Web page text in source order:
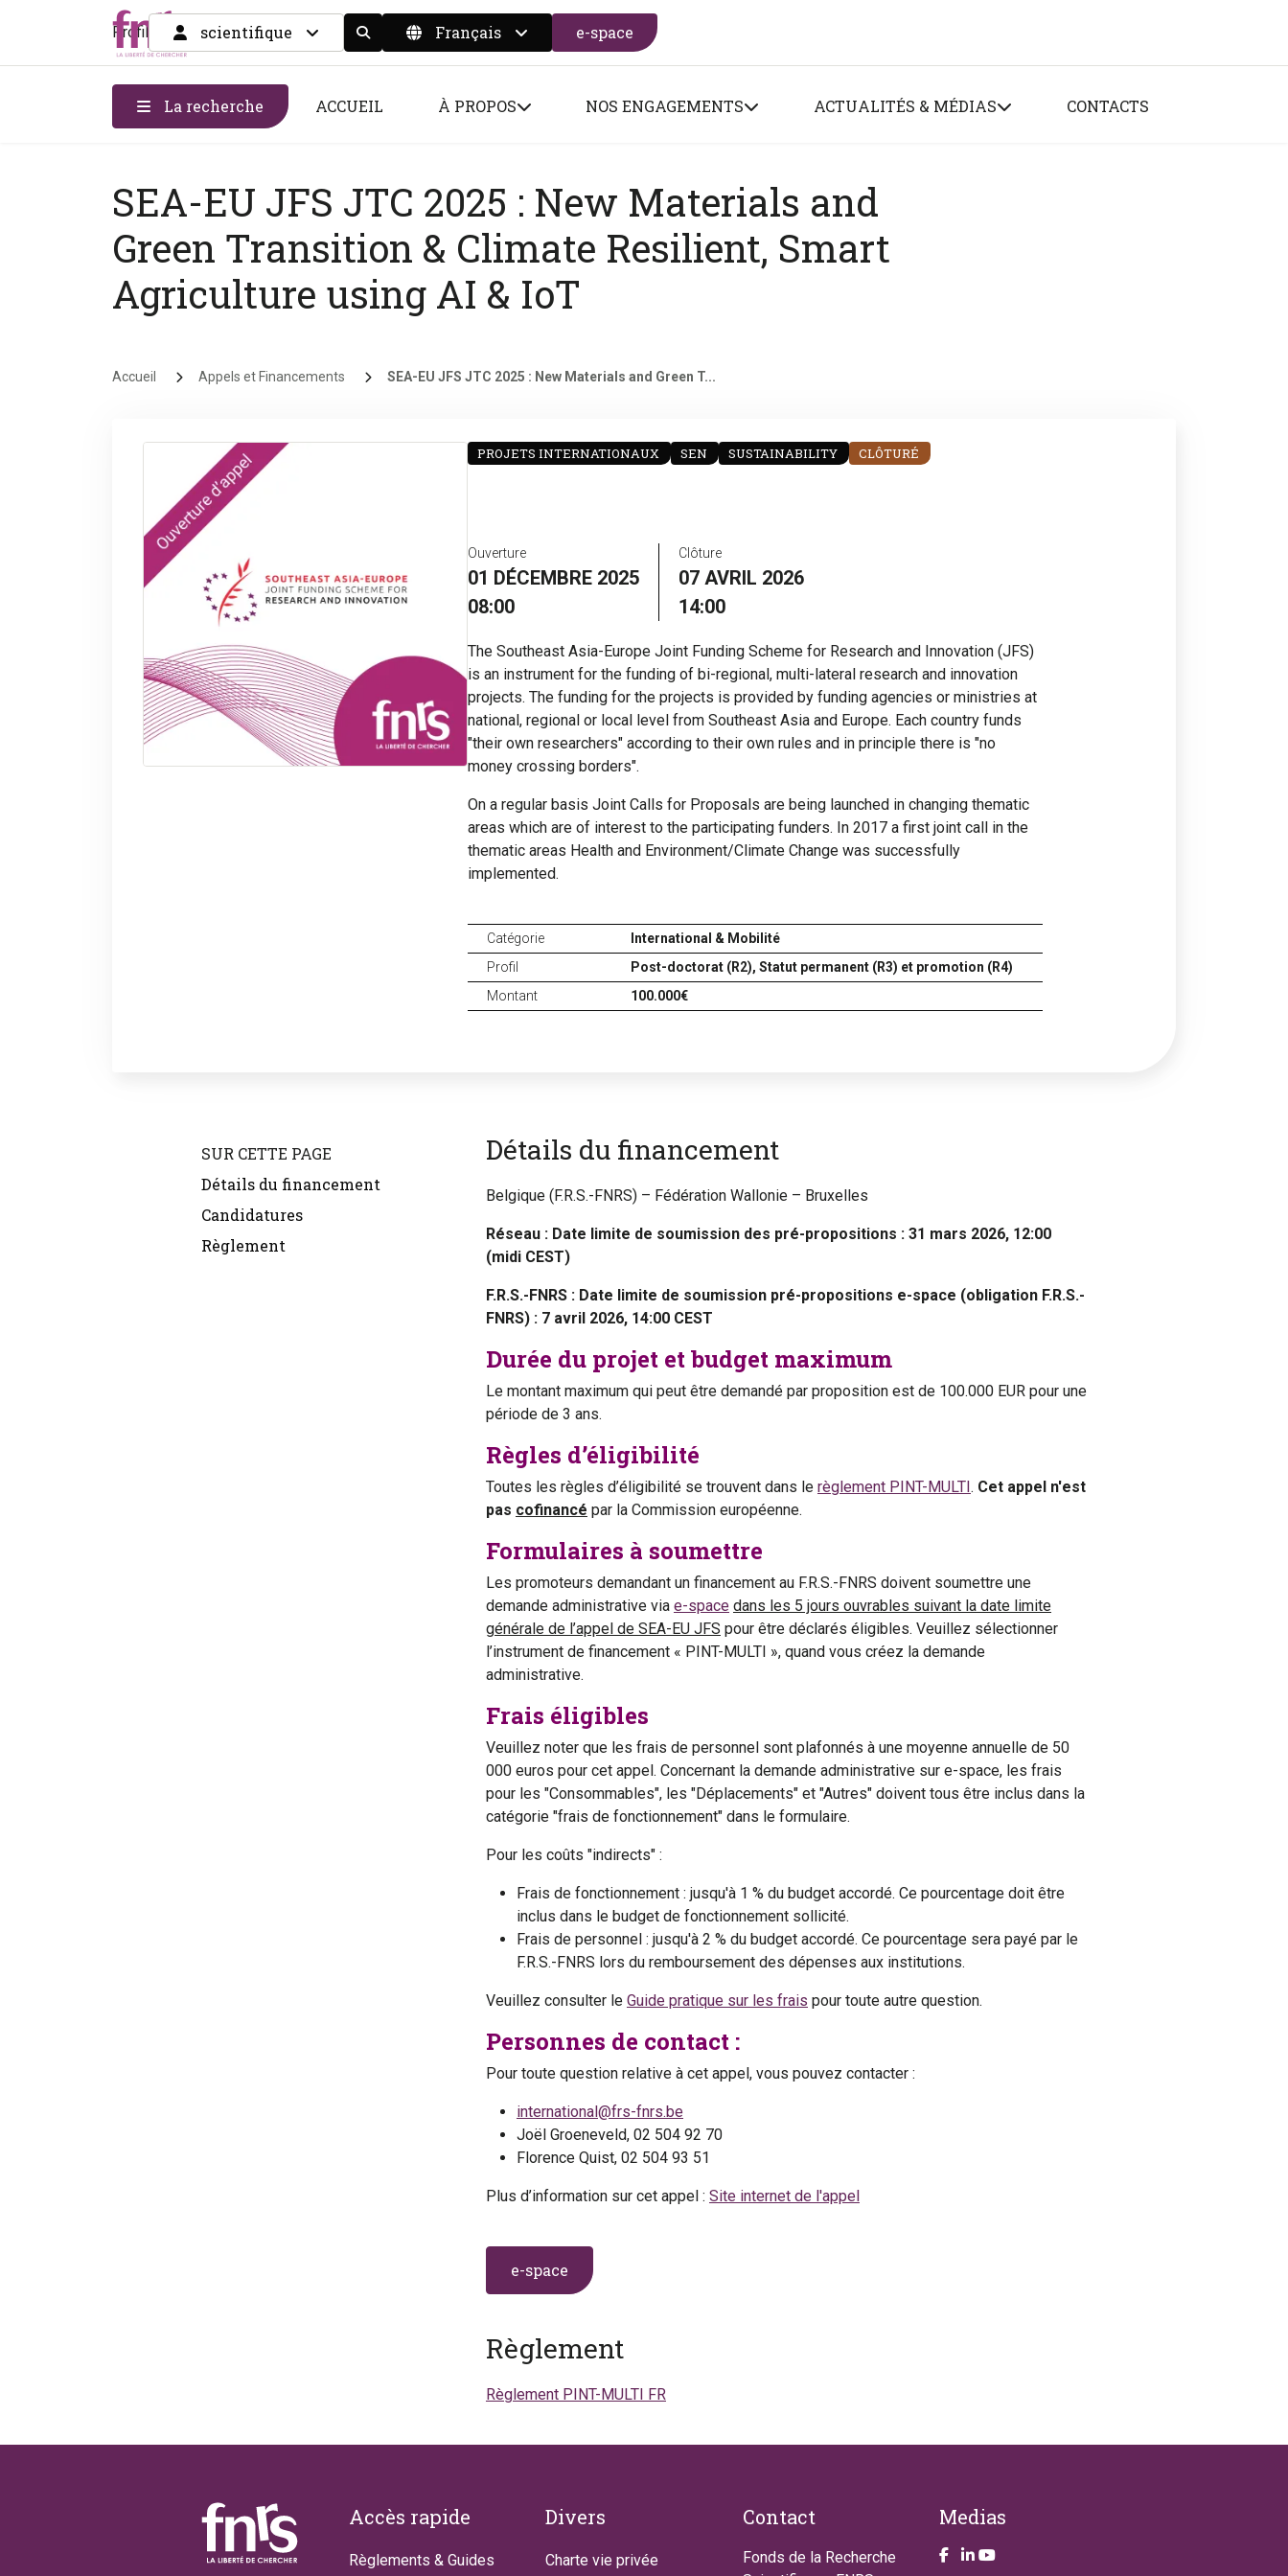
Profil scientifique Display the search form
Français e-space
La recherche ACCUEIL À PROPOS NOS ENGAGEMENTS ACTUALITÉS & MÉDIAS CONTACTS
SEA-EU JFS JTC 2025 : New Materials and
Green Transition & Climate Resilient, Smart
Agriculture using AI & IoT
Fil d'Ariane
Accueil Appels et Financements SEA-EU JFS JTC 2025 : New Materials and Green T...
PROJETS INTERNATIONAUX SEN SUSTAINABILITY CLÔTURÉ
Ouverture
01 DÉCEMBRE 2025
08:00
Clôture
07 AVRIL 2026
14:00
The Southeast Asia-Europe Joint Funding Scheme for Research and Innovation (JFS)
is an instrument for the funding of bi-regional, multi-lateral research and innovation
projects. The funding for the projects is provided by funding agencies or ministries at
national, regional or local level from Southeast Asia and Europe. Each country funds
"their own researchers" according to their own rules and in principle there is "no
money crossing borders".
On a regular basis Joint Calls for Proposals are being launched in changing thematic
areas which are of interest to the participating funders. In 2017 a first joint call in the
thematic areas Health and Environment/Climate Change was successfully
implemented.
Catégorie
International & Mobilité
Profil
Post-doctorat (R2), Statut permanent (R3) et promotion (R4)
Montant
100.000€
SUR CETTE PAGE
Détails du financement
Candidatures
Règlement
Détails du financement
Belgique (F.R.S.-FNRS) – Fédération Wallonie – Bruxelles
Réseau : Date limite de soumission des pré-propositions : 31 mars 2026, 12:00
(midi CEST)
F.R.S.-FNRS : Date limite de soumission pré-propositions e-space (obligation F.R.S.-
FNRS) : 7 avril 2026, 14:00 CEST
Durée du projet et budget maximum
Le montant maximum qui peut être demandé par proposition est de 100.000 EUR pour une
période de 3 ans.
Règles d’éligibilité
Toutes les règles d’éligibilité se trouvent dans le règlement PINT-MULTI. Cet appel n'est
pas cofinancé par la Commission européenne.
Formulaires à soumettre
Les promoteurs demandant un financement au F.R.S.-FNRS doivent soumettre une
demande administrative via e-space dans les 5 jours ouvrables suivant la date limite
générale de l’appel de SEA-EU JFS pour être déclarés éligibles. Veuillez sélectionner
l’instrument de financement « PINT-MULTI », quand vous créez la demande
administrative.
Frais éligibles
Veuillez noter que les frais de personnel sont plafonnés à une moyenne annuelle de 50
000 euros pour cet appel. Concernant la demande administrative sur e-space, les frais
pour les "Consommables", les "Déplacements" et "Autres" doivent tous être inclus dans la
catégorie "frais de fonctionnement" dans le formulaire.
Pour les coûts "indirects" :
Frais de fonctionnement : jusqu'à 1 % du budget accordé. Ce pourcentage doit être
inclus dans le budget de fonctionnement sollicité.
Frais de personnel : jusqu'à 2 % du budget accordé. Ce pourcentage sera payé par le
F.R.S.-FNRS lors du remboursement des dépenses aux institutions.
Veuillez consulter le Guide pratique sur les frais pour toute autre question.
Personnes de contact :
Pour toute question relative à cet appel, vous pouvez contacter :
international@frs-fnrs.be
Joël Groeneveld, 02 504 92 70
Florence Quist, 02 504 93 51
Plus d’information sur cet appel : Site internet de l'appel
e-space
Règlement
Règlement PINT-MULTI FR
Footer
Accès rapide
Règlements & Guides
Divers
Charte vie privée
Contact
Fonds de la Recherche
Medias
Take a look on our facebook page
Take a look on our LinkendIn page